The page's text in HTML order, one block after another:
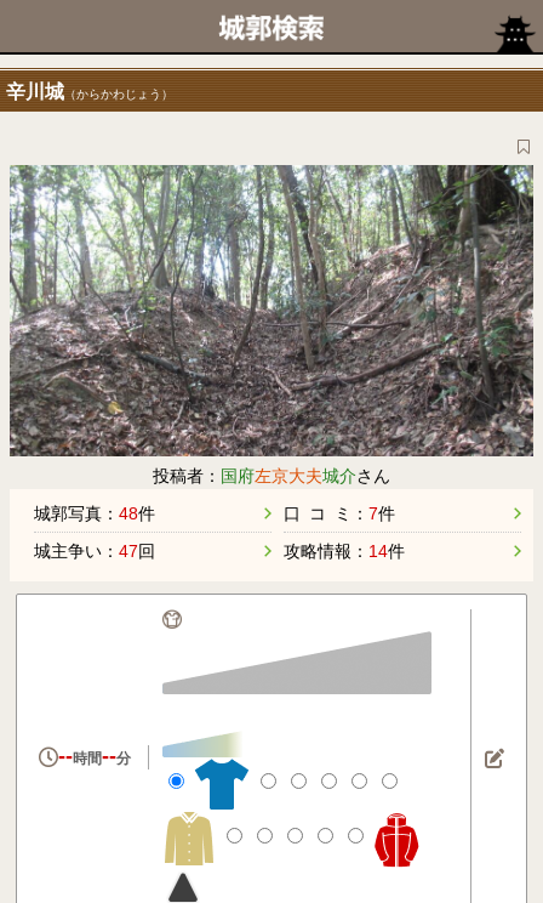
辛川城 （からかわじょう）
投稿者： 国府左京大夫城介さん
城郭写真： 48件
城主争い： 47回
口 コ ミ： 7件
攻略情報： 14件
--時間--分